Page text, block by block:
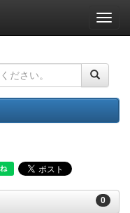
ナ
ビ
ー
ョ
ン
0